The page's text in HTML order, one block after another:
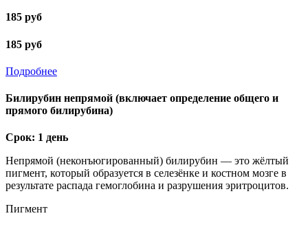
185 руб
185 руб
Подробнее
Билирубин непрямой (включает определение общего и
прямого билирубина)
Срок: 1 день
Непрямой (неконъюгированный) билирубин — это жёлтый
пигмент, который образуется в селезёнке и костном мозге в
результате распада гемоглобина и разрушения эритроцитов.
Пигмент